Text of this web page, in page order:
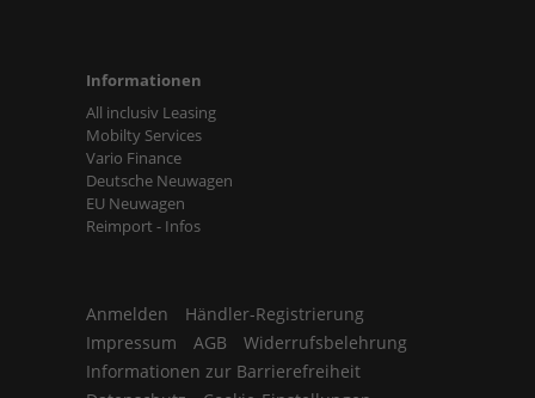
Informationen
All inclusiv Leasing
Mobilty Services
Vario Finance
Deutsche Neuwagen
EU Neuwagen
Reimport - Infos
Anmelden
Händler-Registrierung
Impressum
AGB
Widerrufsbelehrung
Informationen zur Barrierefreiheit